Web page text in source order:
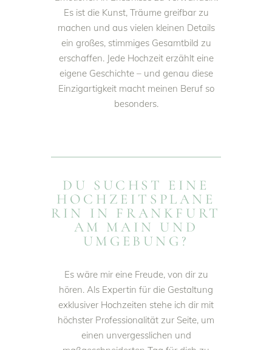
Es ist die Kunst, Träume greifbar zu
machen und aus vielen kleinen Details
ein großes, stimmiges Gesamtbild zu
erschaffen. Jede Hochzeit erzählt eine
eigene Geschichte – und genau diese
Einzigartigkeit macht meinen Beruf so
besonders.
DU SUCHST EINE
HOCHZEITSPLANE
RIN IN FRANKFURT
AM MAIN UND
UMGEBUNG?
Es wäre mir eine Freude, von dir zu
hören. Als Expertin für die Gestaltung
exklusiver Hochzeiten stehe ich dir mit
höchster Professionalität zur Seite, um
einen unvergesslichen und